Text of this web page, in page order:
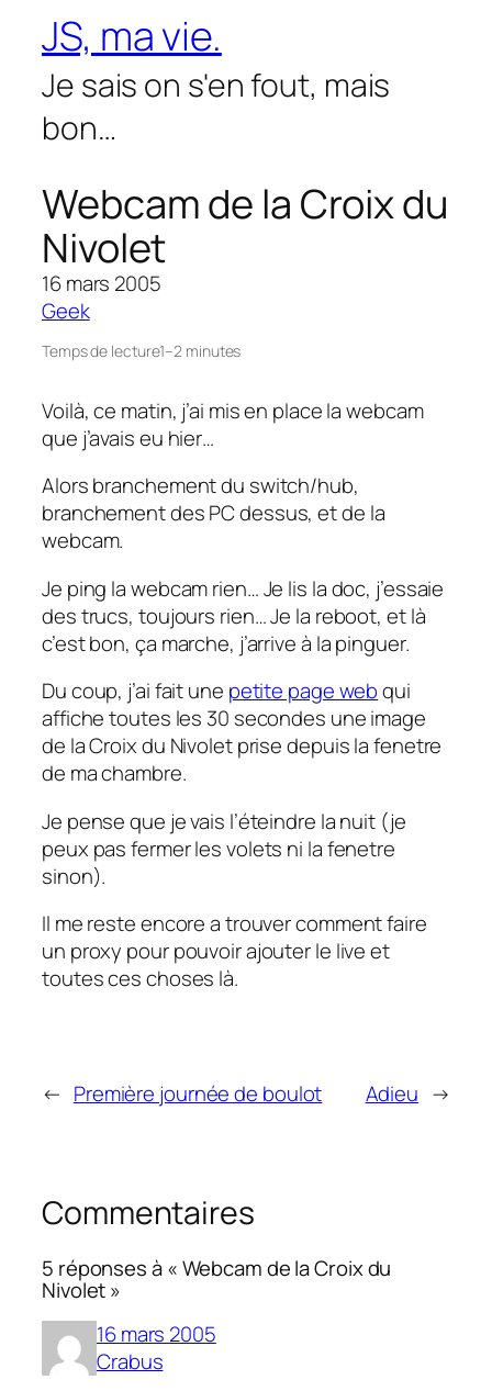
contenu
JS, ma vie.
Je sais on s'en fout, mais
bon…
Webcam de la Croix du
Nivolet
16 mars 2005
Geek
Temps de lecture1–2 minutes
Voilà, ce matin, j’ai mis en place la webcam
que j’avais eu hier…
Alors branchement du switch/hub,
branchement des PC dessus, et de la
webcam.
Je ping la webcam rien… Je lis la doc, j’essaie
des trucs, toujours rien… Je la reboot, et là
c’est bon, ça marche, j’arrive à la pinguer.
Du coup, j’ai fait une petite page webqui
affiche toutes les 30 secondes une image
de la Croix du Nivolet prise depuis la fenetre
de ma chambre.
Je pense que je vais l’éteindre la nuit (je
peux pas fermer les volets ni la fenetre
sinon).
Il me reste encore a trouver comment faire
un proxy pour pouvoir ajouter le live et
toutes ces choses là.
← Première journée de boulot Adieu →
Commentaires
5 réponses à « Webcam de la Croix du
Nivolet »
16 mars 2005
Crabus